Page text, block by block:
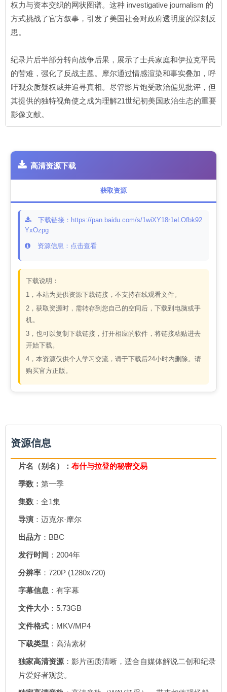
权力与资本交织的网状图谱。这种 investigative journalism 的
方式挑战了官方叙事，引发了美国社会对政府透明度的深刻反
思。
纪录片后半部分转向战争后果，展示了士兵家庭和伊拉克平民
的苦难，强化了反战主题。摩尔通过情感渲染和事实叠加，呼
吁观众质疑权威并追寻真相。尽管影片饱受政治偏见批评，但
其提供的独特视角使之成为理解21世纪初美国政治生态的重要
影像文献。
高清资源下载
获取资源
下载链接：https://pan.baidu.com/s/1wiXY18r1eLOfbk92
YxOzpg
资源信息：点击查看
下载说明：
1，本站为提供资源下载链接，不支持在线观看文件。
2，获取资源时，需转存到您自己的空间后，下载到电脑或手
机。
3，也可以复制下载链接，打开相应的软件，将链接粘贴进去
开始下载。
4，本资源仅供个人学习交流，请于下载后24小时内删除。请
购买官方正版。
资源信息
片名（别名）： 布什与拉登的秘密交易
季数： 第一季
集数 ：全1集
导演 ：迈克尔·摩尔
出品方 ：BBC
发行时间 ：2004年
分辨率 ：720P (1280x720)
字幕信息 ：有字幕
文件大小：5.73GB
文件格式 ：MKV/MP4
下载类型 ：高清素材
独家高清资源 ：影片画质清晰，适合自媒体解说二创和纪录
片爱好者观赏。